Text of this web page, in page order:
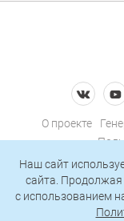
О проекте
Наш сайт
сайта. Продолжая
c использованием